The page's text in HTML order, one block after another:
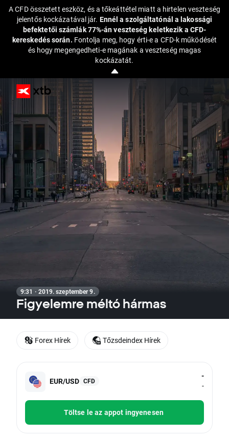
A CFD összetett eszköz, és a tőkeáttétel miatt a hirtelen veszteség
jelentős kockázatával jár. Ennél a szolgáltatónál a lakossági
befektetői számlák 77%-án veszteség keletkezik a CFD-
kereskedés során. Fontolja meg, hogy érti-e a CFD-k működését
és hogy megengedheti-e magának a veszteség magas
kockázatát.
9:31 · 2019. szeptember 9.
Figyelemre méltó hármas
EUR/USD CFD
-
-
Töltse le az appot ingyenesen
Forex Hírek Tőzsdeindex Hírek